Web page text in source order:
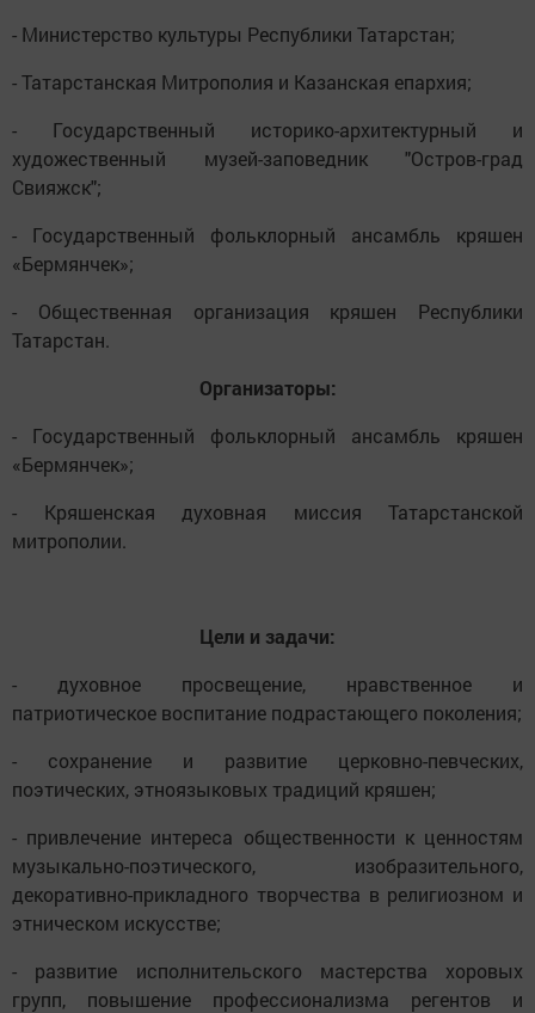
- Министерство культуры Республики Татарстан;
- Татарстанская Митрополия и Казанская епархия;
- Государственный историко-архитектурный и
художественный музей-заповедник "Остров-град
Свияжск";
- Государственный фольклорный ансамбль кряшен
«Бермянчек»;
- Общественная организация кряшен Республики
Татарстан.
Организаторы:
- Государственный фольклорный ансамбль кряшен
«Бермянчек»;
- Кряшенская духовная миссия Татарстанской
митрополии.
Цели и задачи:
- духовное просвещение, нравственное и
патриотическое воспитание подрастающего поколения;
- сохранение и развитие церковно-певческих,
поэтических, этноязыковых традиций кряшен;
- привлечение интереса общественности к ценностям
музыкально-поэтического, изобразительного,
декоративно-прикладного творчества в религиозном и
этническом искусстве;
- развитие исполнительского мастерства хоровых
групп, повышение профессионализма регентов и